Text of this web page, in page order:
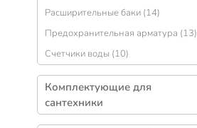
Расширительные баки (14)
Предохранительная арматура (13)
Счетчики воды (10)
Комплектующие для
сантехники
Сифоны (372)